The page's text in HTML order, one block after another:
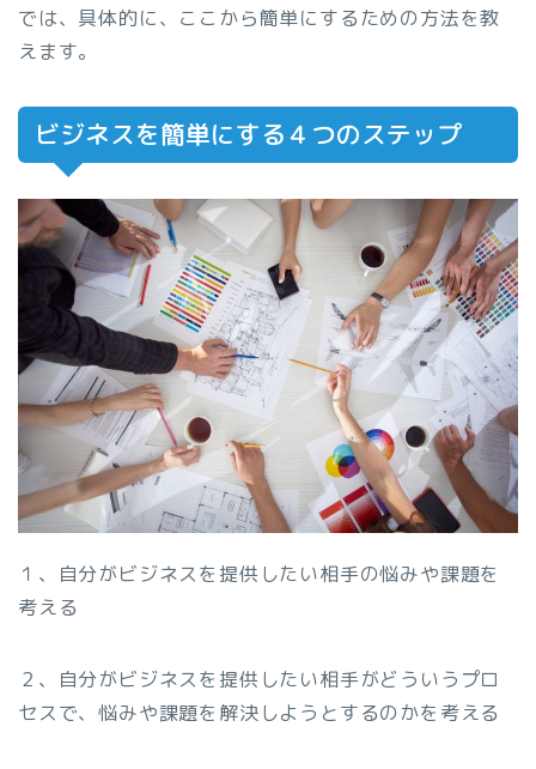
では、具体的に、ここから簡単にするための方法を教
えます。
ビジネスを簡単にする４つのステップ
１、自分がビジネスを提供したい相手の悩みや課題を
考える
２、自分がビジネスを提供したい相手がどういうプロ
セスで、悩みや課題を解決しようとするのかを考える